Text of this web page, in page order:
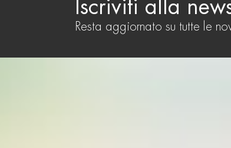
Iscriviti alla
Resta aggiornato su tutte le